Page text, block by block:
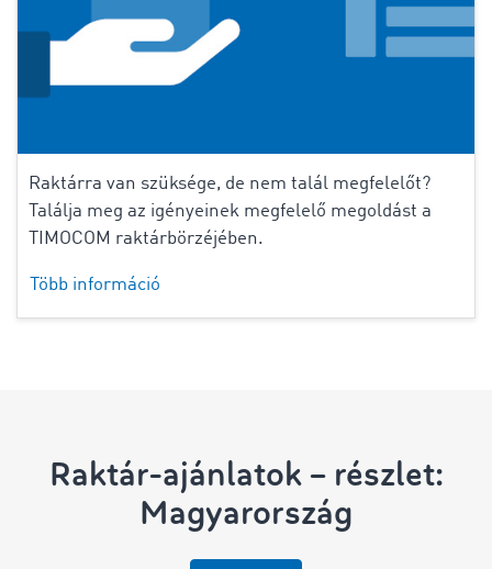
Raktárra van szüksége, de nem talál megfelelőt?
Találja meg az igényeinek megfelelő megoldást a
TIMOCOM raktárbörzéjében.
Több információ
Raktár-ajánlatok – részlet:
Magyarország